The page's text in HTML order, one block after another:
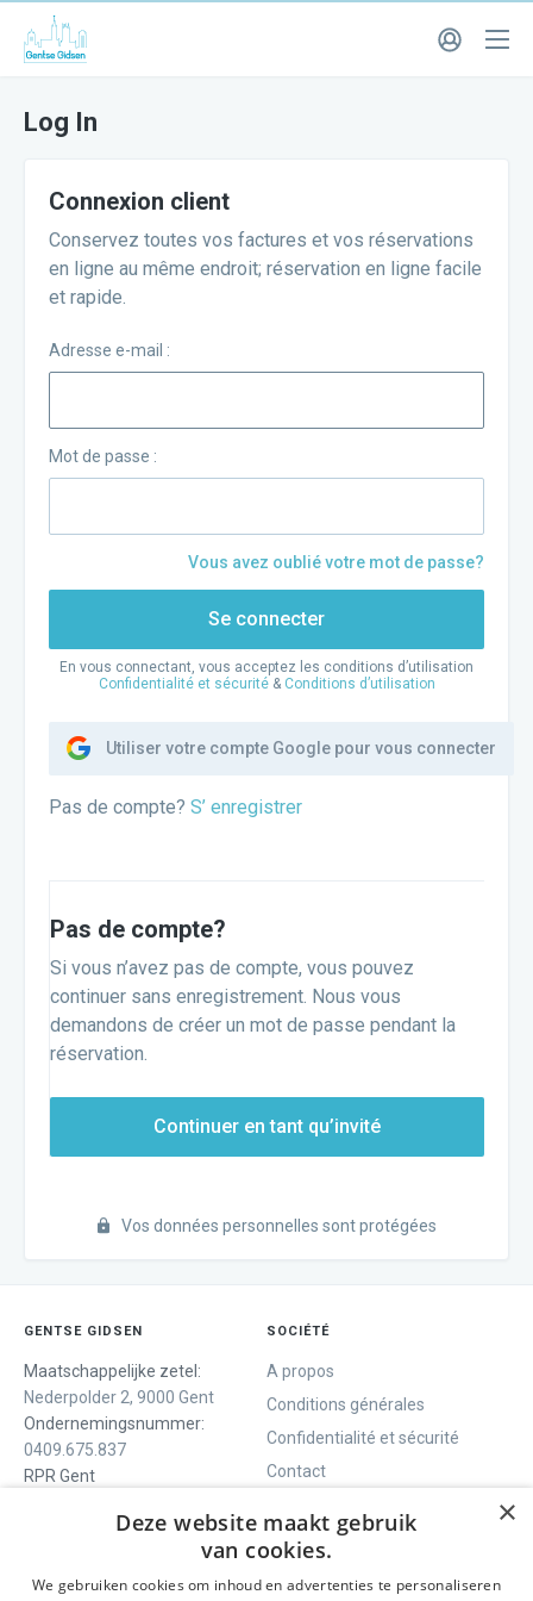
Log In
Connexion client
Conservez toutes vos factures et vos réservations
en ligne au même endroit; réservation en ligne facile
et rapide.
Adresse e-mail :
Mot de passe :
Vous avez oublié votre mot de passe?
Se connecter
En vous connectant, vous acceptez les conditions d’utilisation
Confidentialité et sécurité& Conditions d’utilisation
Utiliser votre compte Google pour vous connecter
Pas de compte? S’ enregistrer
Pas de compte?
Si vous n’avez pas de compte, vous pouvez
continuer sans enregistrement. Nous vous
demandons de créer un mot de passe pendant la
réservation.
Continuer en tant qu’invité
Vos données personnelles sont protégées
GENTSE GIDSEN
Maatschappelijke zetel:
Nederpolder 2, 9000 Gent
Ondernemingsnummer:
0409.675.837
RPR Gent
SOCIÉTÉ
A propos
Conditions générales
Confidentialité et sécurité
Contact
SOCIALS
×
Deze website maakt gebruik
van cookies.
We gebruiken cookies om inhoud en advertenties te personaliseren